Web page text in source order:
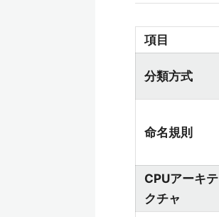
項目
分類方式
命名規則
CPUアーキテ
クチャ